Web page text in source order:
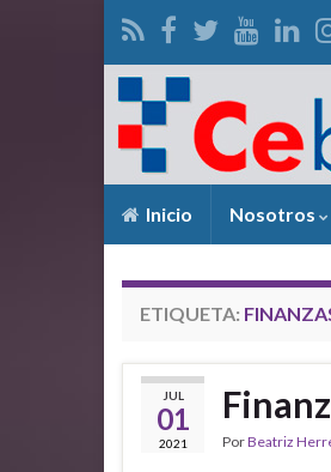
Inicio Nosotros
ETIQUETA:
JUL
01
2021 PorBeatriz